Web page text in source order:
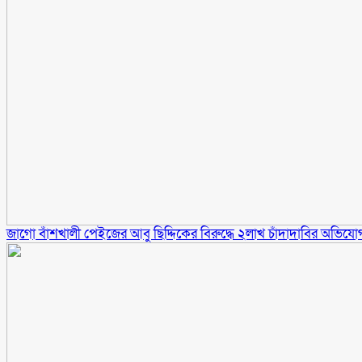
জাগো বাঁশখালী পেইজের আবু ছিদ্দিকের বিরুদ্ধে ২লাখ চাঁদাদাবির